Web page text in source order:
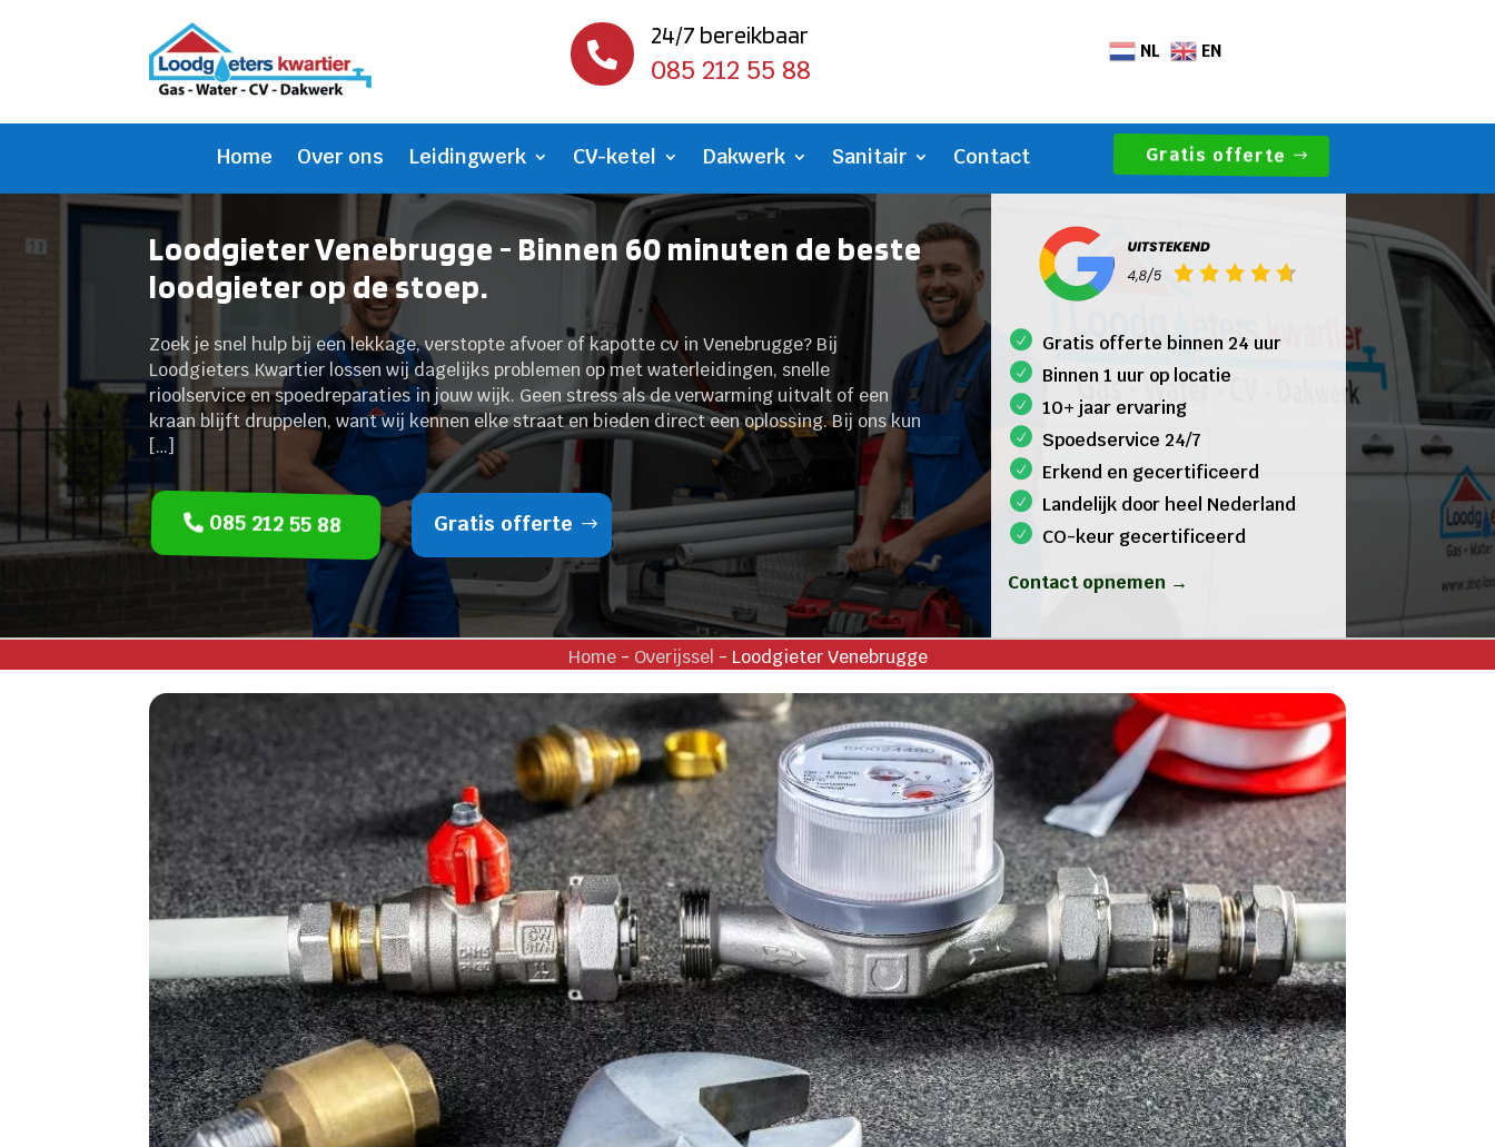

24/7 bereikbaar
085 212 55 88
NL EN
Home Over ons Leidingwerk CV-ketel Dakwerk Sanitair Contact Gratis offerte
Loodgieter Venebrugge - Binnen 60 minuten de beste
loodgieter op de stoep.
Zoek je snel hulp bij een lekkage, verstopte afvoer of kapotte cv in Venebrugge? Bij
Loodgieters Kwartier lossen wij dagelijks problemen op met waterleidingen, snelle
rioolservice en spoedreparaties in jouw wijk. Geen stress als de verwarming uitvalt of een
kraan blijft druppelen, want wij kennen elke straat en bieden direct een oplossing. Bij ons kun
[…]
085 212 55 88 Gratis offerte
Gratis offerte binnen 24 uur
Binnen 1 uur op locatie
10+ jaar ervaring
Spoedservice 24/7
Erkend en gecertificeerd
Landelijk door heel Nederland
CO-keur gecertificeerd
Contact opnemen →
Home- Overijssel - Loodgieter Venebrugge